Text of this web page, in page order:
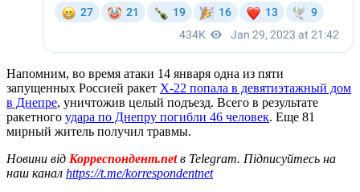
Напомним, во время атаки 14 января одна из пяти
запущенных Россией ракет Х-22 попала в девятиэтажный дом
в Днепре, уничтожив целый подъезд. Всего в результате
ракетного удара по Днепру погибли 46 человек. Еще 81
мирный житель получил травмы.
Новини від Корреспондент.netв Telegram. Підписуйтесь на
наш канал https://t.me/korrespondentnet